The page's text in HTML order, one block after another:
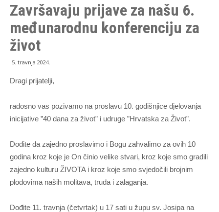
Završavaju prijave za našu 6.
međunarodnu konferenciju za
život
5. travnja 2024.
Dragi prijatelji,
radosno vas pozivamo na proslavu 10. godišnjice djelovanja
inicijative ”40 dana za život” i udruge ”Hrvatska za Život”.
Dođite da zajedno proslavimo i Bogu zahvalimo za ovih 10
godina kroz koje je On činio velike stvari, kroz koje smo gradili
zajedno kulturu ŽIVOTA i kroz koje smo svjedočili brojnim
plodovima naših molitava, truda i zalaganja.
Dođite 11. travnja (četvrtak) u 17 sati u župu sv. Josipa na